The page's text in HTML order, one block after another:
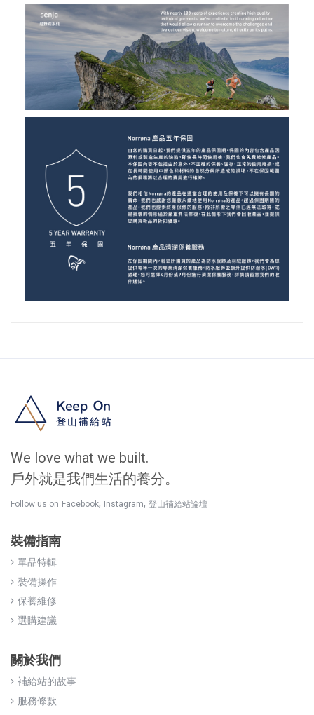
We love what we built.
戶外就是我們生活的養分。
Follow us on Facebook, Instagram, 登山補給站論壇
裝備指南
單品特輯
裝備操作
保養維修
選購建議
關於我們
補給站的故事
服務條款